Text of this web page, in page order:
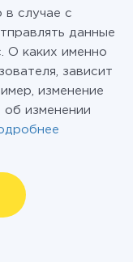
в случае с
данные
О каких именно
зависит
изменение
об изменении